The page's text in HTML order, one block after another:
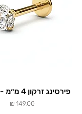
פירסינג זרקון 4 מ״מ - טיטניום
מחיר